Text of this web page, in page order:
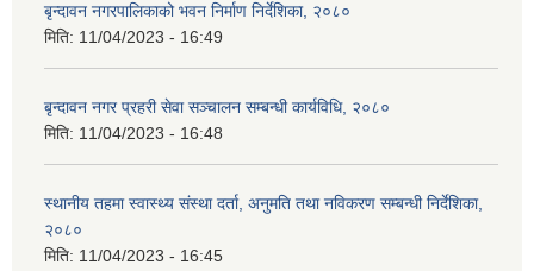
बृन्दावन नगरपालिकाको भवन निर्माण निर्देशिका, २०८०
मिति: 11/04/2023 - 16:49
बृन्दावन नगर प्रहरी सेवा सञ्चालन सम्बन्धी कार्यविधि, २०८०
मिति: 11/04/2023 - 16:48
स्थानीय तहमा स्वास्थ्य संस्था दर्ता, अनुमति तथा नविकरण सम्बन्धी निर्देशिका,
२०८०
मिति: 11/04/2023 - 16:45